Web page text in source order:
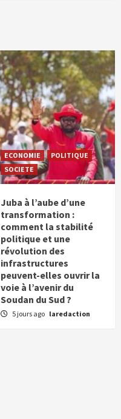
ECONOMIE
POLITIQUE
SOCIETE
Juba à l’aube d’une
transformation :
comment la stabilité
politique et une
révolution des
infrastructures
peuvent-elles ouvrir la
voie à l’avenir du
Soudan du Sud ?
5 jours ago laredaction